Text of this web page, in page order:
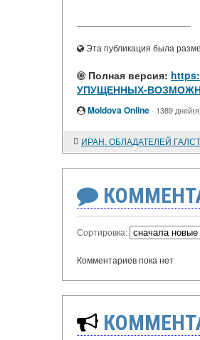
Эта публикация была
Полная версия:
УПУЩЕННЫХ-
Moldova Online · 1389
Сортировка:
Комментариев пока нет